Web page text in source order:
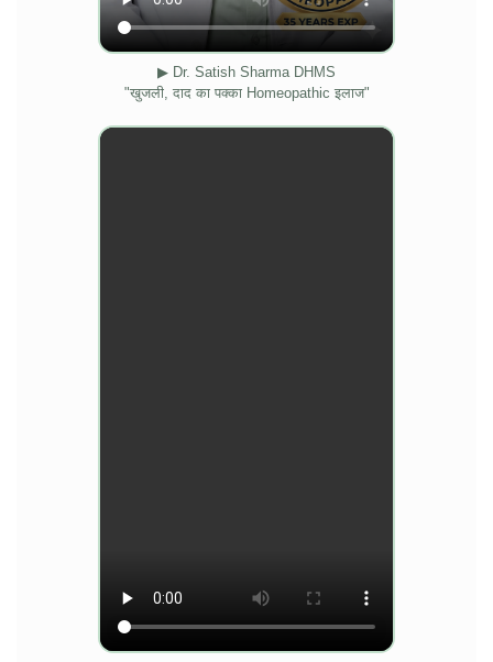
▶ Dr. Satish Sharma DHMS
"खुजली, दाद का पक्का Homeopathic इलाज"